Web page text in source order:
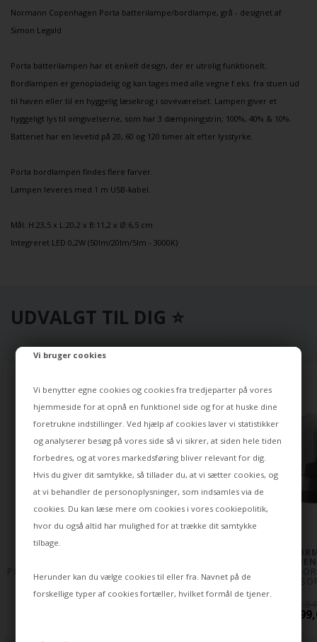
Vi bruger cookies
Vi benytter egne cookies og cookies fra tredjeparter på vores
hjemmeside for at opnå en funktionel side og for at huske dine
foretrukne indstillinger. Ved hjælp af cookies laver vi statistikker
og analyserer besøg på vores side så vi sikrer, at siden hele tiden
forbedres, og at vores markedsføring bliver relevant for dig.
Hvis du giver dit samtykke, så tillader du, at vi sætter cookies, og
at vi behandler de personoplysninger, som indsamles via de
cookies. Du kan læse mere om cookies i vores cookiepolitik,
hvor du også altid har mulighed for at trække dit samtykke
tilbage.
Herunder kan du vælge cookies til eller fra. Navnet på de
forskellige typer af cookies fortæller, hvilket formål de tjener.
Normann Copenhagen Porta batterilampe/bordlampe, grå - designet af
Simon Legald
Porta batterilampen har et enkelt design, der er utrolig funktionelt.
Bordlampen er genopladelig og kan tages med alle vegne f.eks. fra stuen ud
til haven eller til en hyggelig læsekrog i soveværelset. Lampen giver et
hyggeligt lys til omgivelserne, som har 3 dæmpningstrin; 100%, 40% & 10%.
Batteriet har en levetid på 20, 60 og 120 timer alt efter lysstyrke.
Porta bordlampen findes flere farver.
Lampen leveres med 1 m USB-kabel.
Mål: H:23,5 x L:20,2 x B:11,2 x Ø:6,5 cm
Integreret LED 0,2W (50lm/20lm/5lm - 3000K)
UDVALGT TIL DIG ⭐
PORTA BATTERILAMPE /
BORDLAMPE, SORT
SHELTER BORDLAMPE,
HVID
AMP
SMOKE/